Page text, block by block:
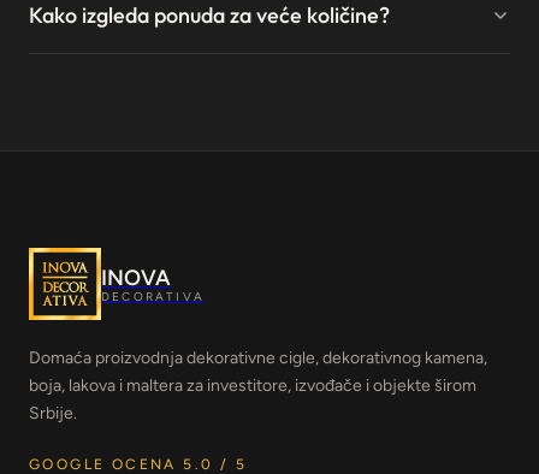
Kako izgleda ponuda za veće količine?
INOVA
DECORATIVA
Domaća proizvodnja dekorativne cigle, dekorativnog kamena,
boja, lakova i maltera za investitore, izvođače i objekte širom
Srbije.
GOOGLE OCENA 5.0 / 5